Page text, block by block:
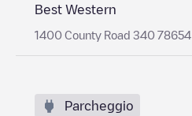
Best Western
1400 County Road 340 78654
Parcheggio